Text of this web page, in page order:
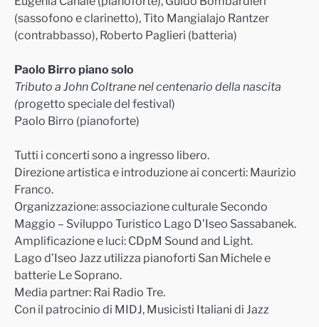
(sassofono e clarinetto), Tito Mangialajo Rantzer
(contrabbasso), Roberto Paglieri (batteria)
Paolo Birro piano solo
Tributo a John Coltrane nel centenario della nascita
(progetto speciale del festival)
Paolo Birro (pianoforte)
Tutti i concerti sono a ingresso libero.
Direzione artistica e introduzione ai concerti: Maurizio
Franco.
Organizzazione: associazione culturale Secondo
Maggio – Sviluppo Turistico Lago D’Iseo Sassabanek.
Amplificazione e luci: CDpM Sound and Light.
Lago d’Iseo Jazz utilizza pianoforti San Michelee
batterie Le Soprano.
Media partner: Rai Radio Tre.
Con il patrocinio di MIDJ, Musicisti Italiani di Jazz